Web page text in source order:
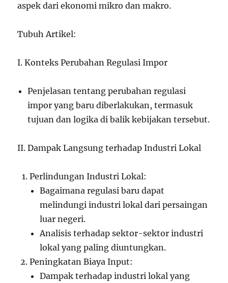
aspek dari ekonomi mikro dan makro.
Tubuh Artikel:
I. Konteks Perubahan Regulasi Impor
Penjelasan tentang perubahan regulasi
impor yang baru diberlakukan, termasuk
tujuan dan logika di balik kebijakan tersebut.
II. Dampak Langsung terhadap Industri Lokal
Perlindungan Industri Lokal:
Bagaimana regulasi baru dapat
melindungi industri lokal dari persaingan
luar negeri.
Analisis terhadap sektor-sektor industri
lokal yang paling diuntungkan.
Peningkatan Biaya Input:
Dampak terhadap industri lokal yang